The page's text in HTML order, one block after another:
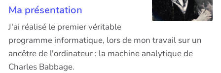
Ma présentation
J'ai réalisé le premier véritable
programme informatique, lors de mon travail sur un
ancêtre de l'ordinateur : la machine analytique de
Charles Babbage.